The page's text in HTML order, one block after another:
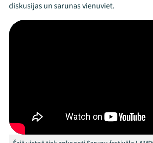
Programma
diskusijas un sarunas vienuviet.